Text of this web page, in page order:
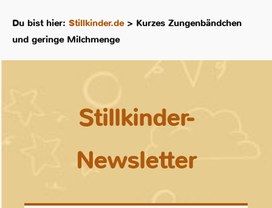
Du bist hier: Stillkinder.de> Kurzes Zungenbändchen
und geringe Milchmenge
Stillkinder-
Newsletter